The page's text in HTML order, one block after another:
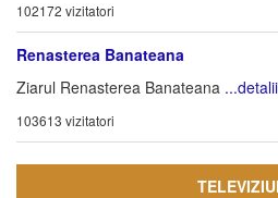
102172 vizitatori
Renasterea Banateana
Ziarul Renasterea Banateana
103613 vizitatori